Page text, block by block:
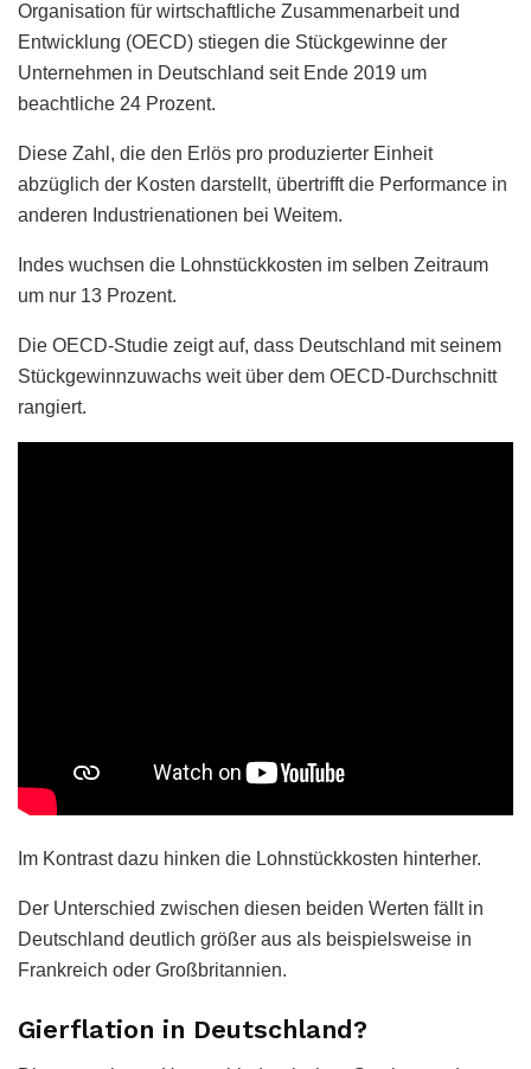
Organisation für wirtschaftliche Zusammenarbeit und
Entwicklung (OECD) stiegen die Stückgewinne der
Unternehmen in Deutschland seit Ende 2019 um
beachtliche 24 Prozent.
Diese Zahl, die den Erlös pro produzierter Einheit
abzüglich der Kosten darstellt, übertrifft die Performance in
anderen Industrienationen bei Weitem.
Indes wuchsen die Lohnstückkosten im selben Zeitraum
um nur 13 Prozent.
Die OECD-Studie zeigt auf, dass Deutschland mit seinem
Stückgewinnzuwachs weit über dem OECD-Durchschnitt
rangiert.
Im Kontrast dazu hinken die Lohnstückkosten hinterher.
Der Unterschied zwischen diesen beiden Werten fällt in
Deutschland deutlich größer aus als beispielsweise in
Frankreich oder Großbritannien.
Gierflation in Deutschland?